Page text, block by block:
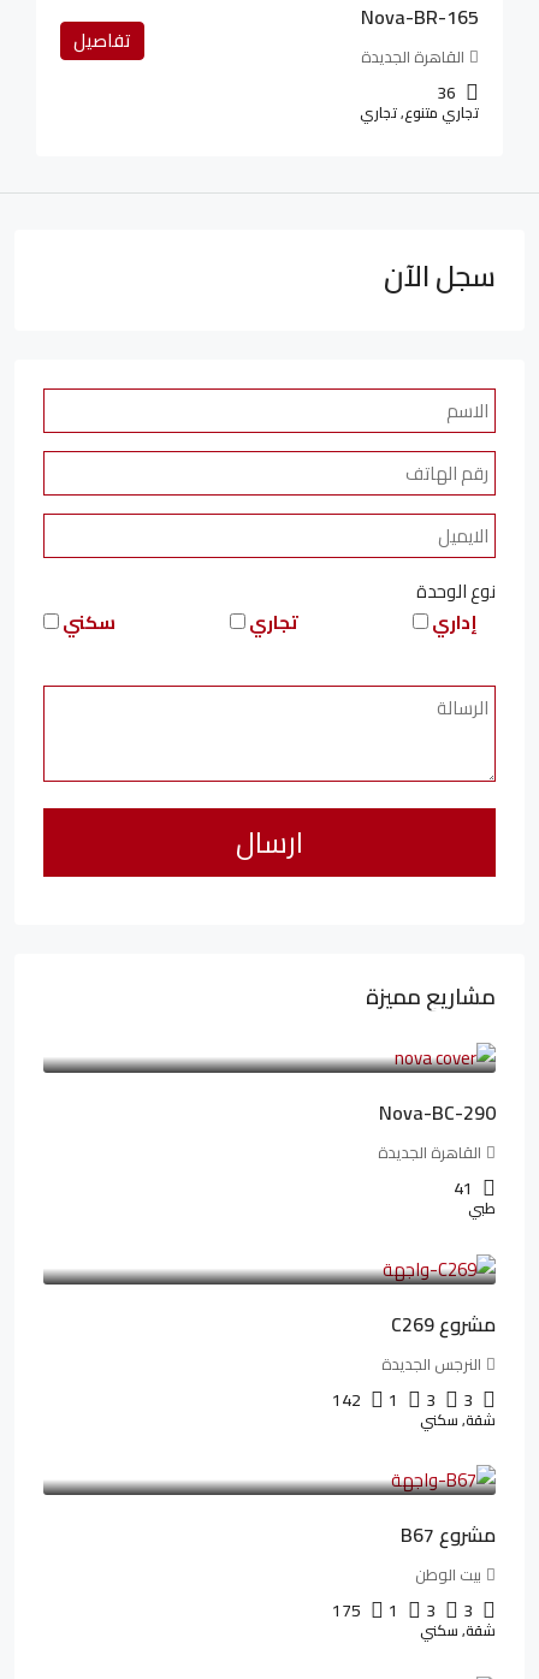
Nova-BR-165
القاهرة الجديدة
36
تجاري متنوع, تجاري
تفاصيل
سجل الآن
نوع الوحدة
سكني
تجاري إداري
مشاريع مميزة
6,323,076LE
Nova-BC-290
القاهرة الجديدة
41
طبي
4,402,000LE
مشروع C269
النرجس الجديدة
3
3
1
142
شقة, سكني
4,550,000LE
مشروع B67
بيت الوطن
3
3
1
175
شقة, سكني
13,912,288LE